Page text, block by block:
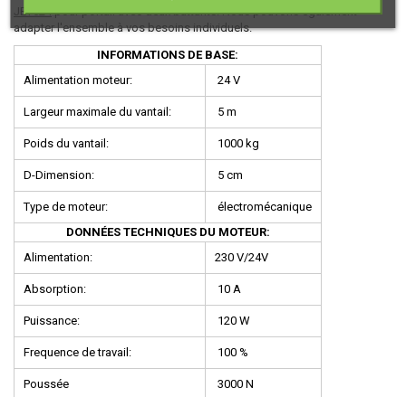
JET524pour portail avec deux battants. Nous pouvons également
adapter l'ensemble à vos besoins individuels.
INFORMATIONS DE BASE:
Alimentation moteur:
24 V
Largeur maximale du vantail: 5 m
Poids du vantail: 1000 kg
D-Dimension: 5 cm
Type de moteur:
électromécanique
DONNÉES TECHNIQUES DU MOTEUR:
Alimentation:
230 V/24V
Absorption: 10 A
Puissance: 120 W
Frequence de travail: 100 %
Poussée 3000 N